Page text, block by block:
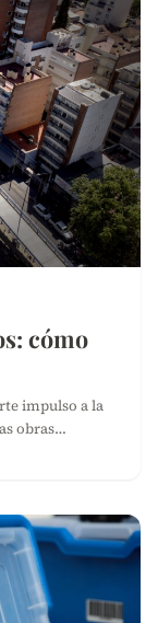
cómo
impulso a la
obras…